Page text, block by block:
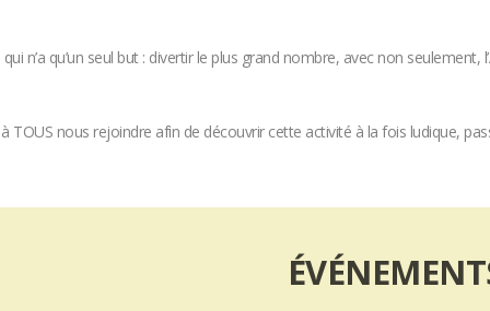
n’a qu’un seul but : divertir le plus grand nombre, avec non seulement,
TOUS nous rejoindre afin de découvrir cette activité à la fois ludique,